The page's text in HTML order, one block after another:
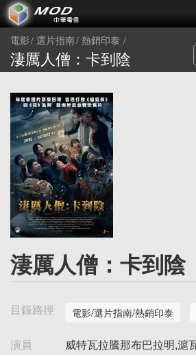
電影 選片指南 熱銷印泰
淒厲人僧：卡到陰
淒厲人僧：卡到陰
目錄路徑 電影/選片指南/熱銷印泰
演員
威特瓦拉騰那布巴拉明,滬